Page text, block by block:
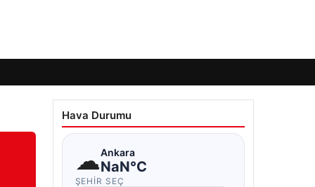
Hava Durumu
☁Ankara
NaN°C
ŞEHIR SEÇ